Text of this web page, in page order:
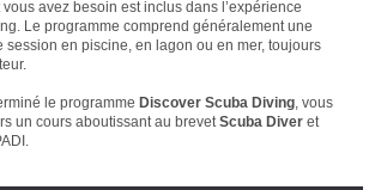
avez besoin est inclus dans l’expérience
Le programme comprend généralement une
session en piscine, en lagon ou en mer, toujours
le programme Discover Scuba Diving, vous
un cours aboutissant au brevetScuba Diver et